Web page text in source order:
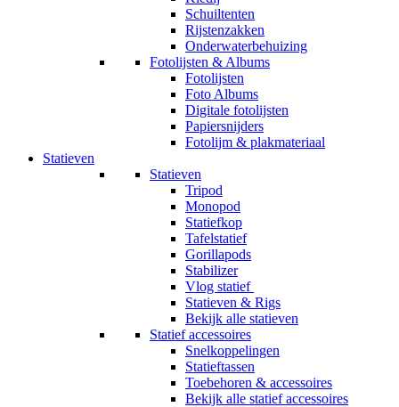
Schuiltenten
Rijstenzakken
Onderwaterbehuizing
Fotolijsten & Albums
Fotolijsten
Foto Albums
Digitale fotolijsten
Papiersnijders
Fotolijm & plakmateriaal
Statieven
Statieven
Tripod
Monopod
Statiefkop
Tafelstatief
Gorillapods
Stabilizer
Vlog statief
Statieven & Rigs
Bekijk alle statieven
Statief accessoires
Snelkoppelingen
Statieftassen
Toebehoren & accessoires
Bekijk alle statief accessoires